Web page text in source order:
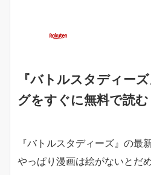
『バトルスタディー
グをすぐに無料で読む
『バトルスタディーズ』の最
やっぱり漫画は絵がないとだ